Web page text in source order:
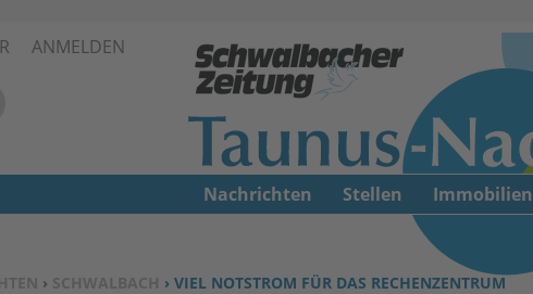
Zum Inhalt springen ↓
ANMELDEN
› SCHWALBACH › VIEL NOTSTROM FÜR DAS RECHENZENTRUM
Nachrichten Stellen Immobilien